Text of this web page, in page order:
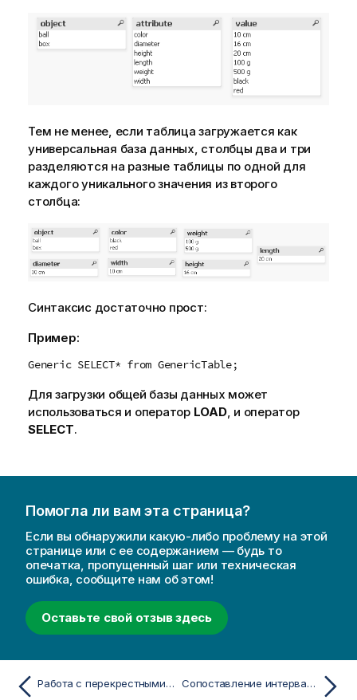
Тем не менее, если таблица загружается как
универсальная база данных, столбцы два и три
разделяются на разные таблицы по одной для
каждого уникального значения из второго
столбца:
Синтаксис достаточно прост:
Пример:
Generic SELECT* from GenericTable;
Для загрузки общей базы данных может
использоваться и оператор LOAD, и оператор
SELECT.
Помогла ли вам эта страница?
Если вы обнаружили какую-либо проблему на этой
странице или с ее содержанием — будь то
опечатка, пропущенный шаг или техническая
ошибка, сообщите нам об этом!
Оставьте свой отзыв здесь
Работа с перекрестными таблицами Сопоставление интервалов с дискретными данными